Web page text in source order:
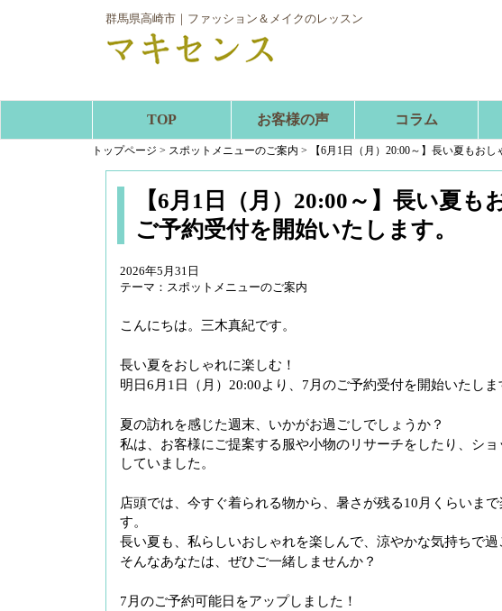
群馬県高崎市｜ファッション＆メイクのレッスン
TOP お客様の声 コラム
トップページ > スポットメニューのご案内 > 【6月1日（月）20:00～】長い夏もお
【6月1日（月）20:00～】長い夏
ご予約受付を開始いたします。
2026年5月31日
テーマ： スポットメニューのご案内
こんにちは。三木真紀です。
長い夏をおしゃれに楽しむ！
明日6月1日（月）20:00より、7月のご予約受付を開始いたしま
夏の訪れを感じた週末、いかがお過ごしでしょうか？
私は、お客様にご提案する服や小物のリサーチをしたり、シ
していました。
店頭では、今すぐ着られる物から、暑さが残る10月くらいま
す。
長い夏も、私らしいおしゃれを楽しんで、涼やかな気持ちで過
そんなあなたは、ぜひご一緒しませんか？
7月のご予約可能日をアップしました！